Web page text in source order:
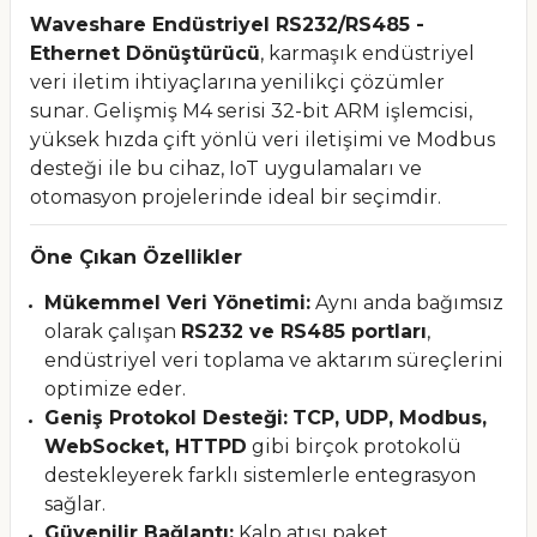
Waveshare Endüstriyel RS232/RS485 -
Ethernet Dönüştürücü, karmaşık endüstriyel
veri iletim ihtiyaçlarına yenilikçi çözümler
sunar. Gelişmiş M4 serisi 32-bit ARM işlemcisi,
yüksek hızda çift yönlü veri iletişimi ve Modbus
desteği ile bu cihaz, IoT uygulamaları ve
otomasyon projelerinde ideal bir seçimdir.
Öne Çıkan Özellikler
Mükemmel Veri Yönetimi: Aynı anda bağımsız
olarak çalışan RS232 ve RS485 portları,
endüstriyel veri toplama ve aktarım süreçlerini
optimize eder.
Geniş Protokol Desteği: TCP, UDP, Modbus,
WebSocket, HTTPD gibi birçok protokolü
destekleyerek farklı sistemlerle entegrasyon
sağlar.